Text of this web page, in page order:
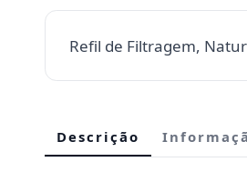
Refil de Filtragem,
Descrição